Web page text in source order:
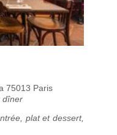
75013 Paris
dîner
plat et dessert,